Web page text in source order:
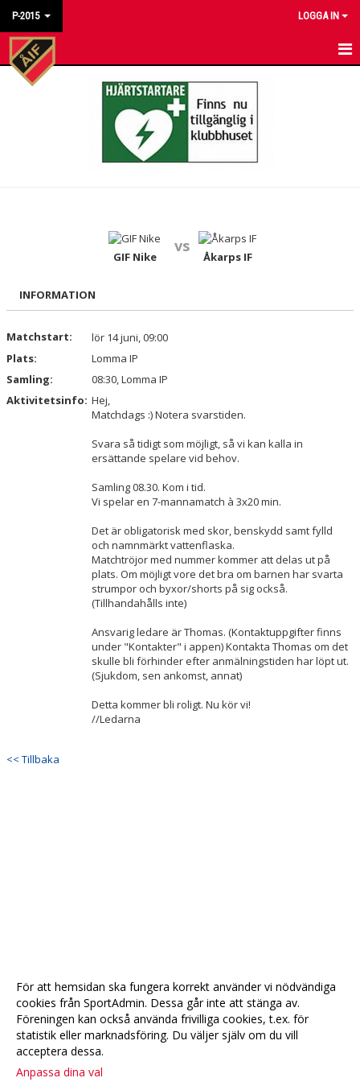
P-2015 LOGGA IN
HEM
DOKUMENT
GIF Nike
vs
Åkarps IF
INFORMATION
Matchstart:
lör 14 juni, 09:00
Plats:
Lomma IP
Samling:
08:30, Lomma IP
Aktivitetsinfo: Hej,
Matchdags :) Notera svarstiden.
Svara så tidigt som möjligt, så vi kan kalla in
ersättande spelare vid behov.
Samling 08.30. Kom i tid.
Vi spelar en 7-mannamatch à 3x20 min.
Det är obligatorisk med skor, benskydd samt fylld
och namnmärkt vattenflaska.
Matchtröjor med nummer kommer att delas ut på
plats. Om möjligt vore det bra om barnen har svarta
strumpor och byxor/shorts på sig också.
(Tillhandahålls inte)
Ansvarig ledare är Thomas. (Kontaktuppgifter finns
under "Kontakter" i appen) Kontakta Thomas om det
skulle bli förhinder efter anmälningstiden har löpt ut.
(Sjukdom, sen ankomst, annat)
Detta kommer bli roligt. Nu kör vi!
//Ledarna
<< Tillbaka
För att hemsidan ska fungera korrekt använder vi nödvändiga
cookies från SportAdmin. Dessa går inte att stänga av.
Föreningen kan också använda frivilliga cookies, t.ex. för
statistik eller marknadsföring. Du väljer själv om du vill
acceptera dessa.
Anpassa dina val